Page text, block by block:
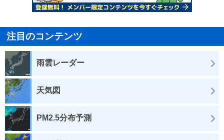
注目のコンテンツ
雨雲レーダー
天気図
PM2.5分布予測